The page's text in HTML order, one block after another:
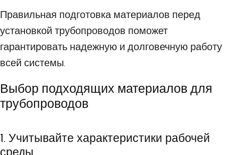
Правильная подготовка материалов перед
установкой трубопроводов поможет
гарантировать надежную и долговечную работу
всей системы.
Выбор подходящих материалов для
трубопроводов
1. Учитывайте характеристики рабочей
среды